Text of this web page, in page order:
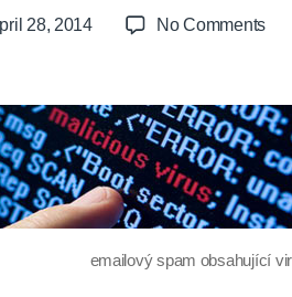
28, 2014 No Commentson
vir
emailový spam obsahující